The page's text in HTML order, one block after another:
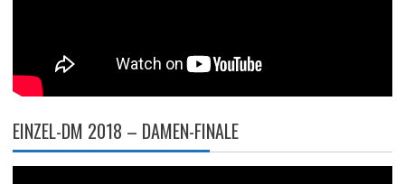
EINZEL-DM 2018 – DAMEN-FINALE